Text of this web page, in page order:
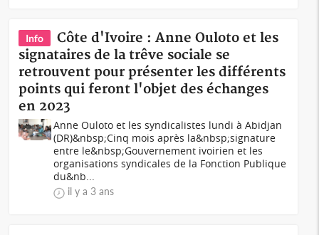
Info
Côte d'Ivoire : Anne Ouloto et les
signataires de la trêve sociale se
retrouvent pour présenter les différents
points qui feront l'objet des échanges
en 2023
Anne Ouloto et les syndicalistes lundi à Abidjan
(DR)&nbsp;Cinq mois après la&nbsp;signature
entre le&nbsp;Gouvernement ivoirien et les
organisations syndicales de la Fonction Publique
du&nb...
il y a 3 ans